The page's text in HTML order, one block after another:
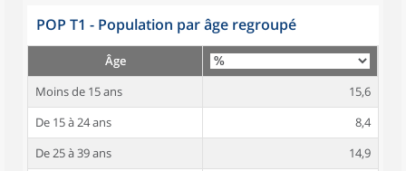
POP T1 - Population par âge regroupé
Âge
Moins de 15 ans
15,6
De 15 à 24 ans
8,4
De 25 à 39 ans
14,9